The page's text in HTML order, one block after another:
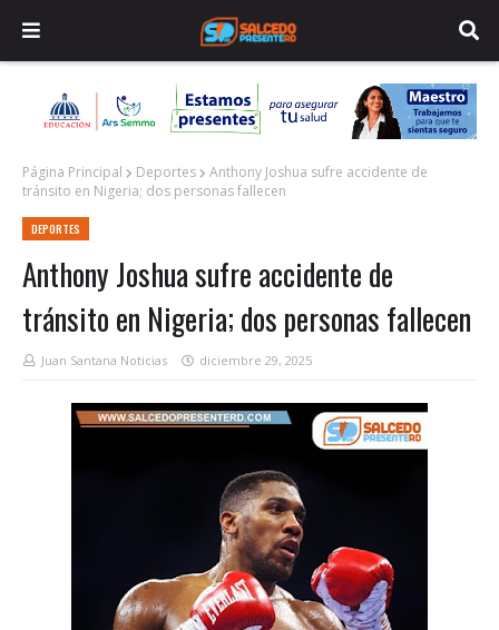
Página Principal Deportes
Anthony Joshua sufre accidente de
tránsito en Nigeria; dos personas fallecen
DEPORTES
Anthony Joshua sufre accidente de
tránsito en Nigeria; dos personas fallecen
Juan Santana Noticias diciembre 29, 2025